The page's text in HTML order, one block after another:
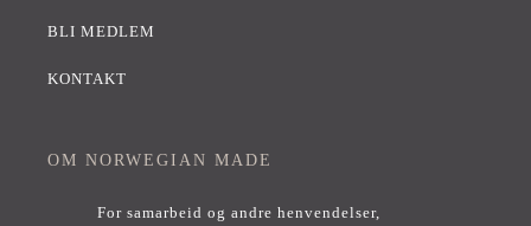
BLI MEDLEM
KONTAKT
OM NORWEGIAN MADE
For samarbeid og andre henvendelser,